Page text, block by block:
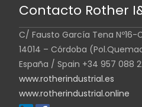
Contacto Rother
C/ Fausto García Tena Nº16-
14014 – Córdoba
España / Spain +34 957 088
www.rotherindustrial.es
www.rotherindustrial.online